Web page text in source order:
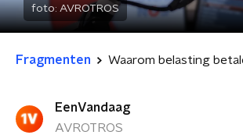
foto: AVROTROS
Fragmenten Waarom belasting
EenVandaag
AVROTROS